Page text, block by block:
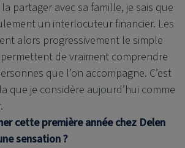
partager avec sa famille, je sais que
un interlocuteur financier. Les
alors progressivement le simple
de vraiment comprendre
que l’on accompagne. C’est
que je considère aujourd’hui comme
cette première année chez Delen
sensation ?